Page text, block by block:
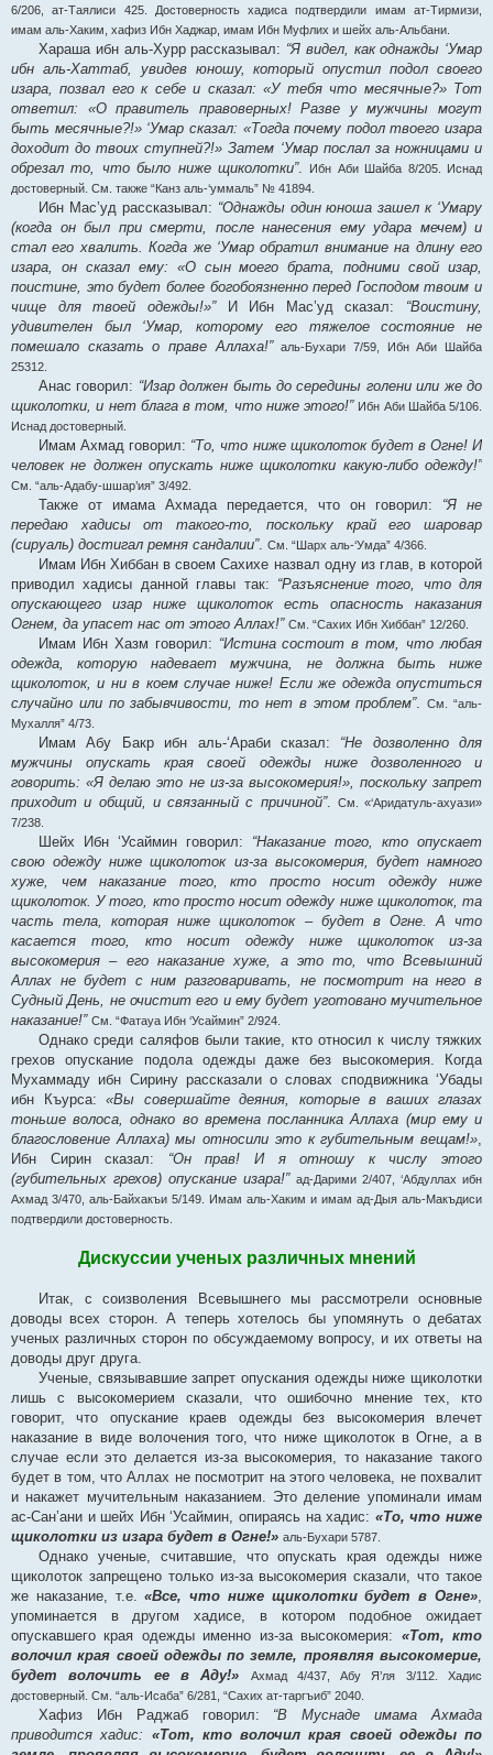
6/206, ат-Таялиси 425. Достоверность хадиса подтвердили имам ат-Тирмизи,
имам аль-Хаким, хафиз Ибн Хаджар, имам Ибн Муфлих и шейх аль-Альбани.
Хараша ибн аль-Хурр рассказывал: “Я видел, как однажды ‘Умар
ибн аль-Хаттаб, увидев юношу, который опустил подол своего
изара, позвал его к себе и сказал: «У тебя что месячные?» Тот
ответил: «О правитель правоверных! Разве у мужчины могут
быть месячные?!» ‘Умар сказал: «Тогда почему подол твоего изара
доходит до твоих ступней?!» Затем ‘Умар послал за ножницами и
обрезал то, что было ниже щиколотки”.
Ибн Аби Шайба 8/205. Иснад
достоверный. См. также “Канз аль-‘уммаль” № 41894.
Ибн Мас’уд рассказывал: “Однажды один юноша зашел к ‘Умару
(когда он был при смерти, после нанесения ему удара мечем) и
стал его хвалить. Когда же ‘Умар обратил внимание на длину его
изара, он сказал ему: «О сын моего брата, подними свой изар,
поистине, это будет более богобоязненно перед Господом твоим и
чище для твоей одежды!»”И Ибн Мас’уд сказал: “Воистину,
удивителен был ‘Умар, которому его тяжелое состояние не
помешало сказать о праве Аллаха!”
аль-Бухари 7/59, Ибн Аби Шайба
25312.
Анас говорил: “Изар должен быть до середины голени или же до
щиколотки, и нет блага в том, что ниже этого!” Ибн Аби Шайба 5/106.
Иснад достоверный.
Имам Ахмад говорил: “То, что ниже щиколоток будет в Огне! И
человек не должен опускать ниже щиколотки какую-либо одежду!”
См. “аль-Адабу-шшар’ия” 3/492.
Также от имама Ахмада передается, что он говорил: “Я не
передаю хадисы от такого-то, поскольку край его шаровар
(сируаль) достигал ремня сандалии”. См. “Шарх аль-‘Умда” 4/366.
Имам Ибн Хиббан в своем Сахихе назвал одну из глав, в которой
приводил хадисы данной главы так: “Разъяснение того, что для
опускающего изар ниже щиколоток есть опасность наказания
Огнем, да упасет нас от этого Аллах!” См. “Сахих Ибн Хиббан” 12/260.
Имам Ибн Хазм говорил: “Истина состоит в том, что любая
одежда, которую надевает мужчина, не должна быть ниже
щиколоток, и ни в коем случае ниже! Если же одежда опуститься
случайно или по забывчивости, то нет в этом проблем”.См. “аль-
Мухалля” 4/73.
Имам Абу Бакр ибн аль-‘Араби сказал: “Не дозволенно для
мужчины опускать края своей одежды ниже дозволенного и
говорить: «Я делаю это не из-за высокомерия!», поскольку запрет
приходит и общий, и связанный с причиной”. См. «‘Аридатуль-ахуази»
7/238.
Шейх Ибн ‘Усаймин говорил: “Наказание того, кто опускает
свою одежду ниже щиколоток из-за высокомерия, будет намного
хуже, чем наказание того, кто просто носит одежду ниже
щиколоток. У того, кто просто носит одежду ниже щиколоток, та
часть тела, которая ниже щиколоток – будет в Огне. А что
касается того, кто носит одежду ниже щиколоток из-за
высокомерия – его наказание хуже, а это то, что Всевышний
Аллах не будет с ним разговаривать, не посмотрит на него в
Судный День, не очистит его и ему будет уготовано мучительное
наказание!” См. “Фатауа Ибн ‘Усаймин” 2/924.
Однако среди саляфов были такие, кто относил к числу тяжких
грехов опускание подола одежды даже без высокомерия. Когда
Мухаммаду ибн Сирину рассказали о словах сподвижника ‘Убады
ибн Къурса: «Вы совершайте деяния, которые в ваших глазах
тоньше волоса, однако во времена посланника Аллаха (мир ему и
благословение Аллаха) мы относили это к губительным вещам!»,
Ибн Сирин сказал: “Он прав! И я отношу к числу этого
(губительных грехов) опускание изара!” ад-Дарими 2/407, ‘Абдуллах ибн
Ахмад 3/470, аль-Байхакъи 5/149. Имам аль-Хаким и имам ад-Дыя аль-Макъдиси
подтвердили достоверность.
Дискуссии ученых различных мнений
Итак, с соизволения Всевышнего мы рассмотрели основные
доводы всех сторон. А теперь хотелось бы упомянуть о дебатах
ученых различных сторон по обсуждаемому вопросу, и их ответы на
доводы друг друга.
Ученые, связывавшие запрет опускания одежды ниже щиколотки
лишь с высокомерием сказали, что ошибочно мнение тех, кто
говорит, что опускание краев одежды без высокомерия влечет
наказание в виде волочения того, что ниже щиколоток в Огне, а в
случае если это делается из-за высокомерия, то наказание такого
будет в том, что Аллах не посмотрит на этого человека, не похвалит
и накажет мучительным наказанием. Это деление упоминали имам
ас-Сан’ани и шейх Ибн ‘Усаймин, опираясь на хадис: «То, что ниже
щиколотки из изара будет в Огне!» аль-Бухари 5787.
Однако ученые, считавшие, что опускать края одежды ниже
щиколоток запрещено только из-за высокомерия сказали, что такое
же наказание, т.е.«Все, что ниже щиколотки будет в Огне»,
упоминается в другом хадисе, в котором подобное ожидает
опускавшего края одежды именно из-за высокомерия: «Тот, кто
волочил края своей одежды по земле, проявляя высокомерие,
будет волочить ее в Аду!»
Ахмад 4/437, Абу Я’ля 3/112. Хадис
достоверный. См. “аль-Исаба” 6/281, “Сахих ат-таргъиб” 2040.
Хафиз Ибн Раджаб говорил: “В Муснаде имама Ахмада
приводится хадис: «Тот, кто волочил края своей одежды по